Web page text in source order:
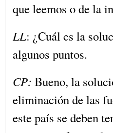
que leemos o de la
LL: ¿Cuál es la
algunos puntos.
CP: Bueno, la
eliminación de las
este país se deben